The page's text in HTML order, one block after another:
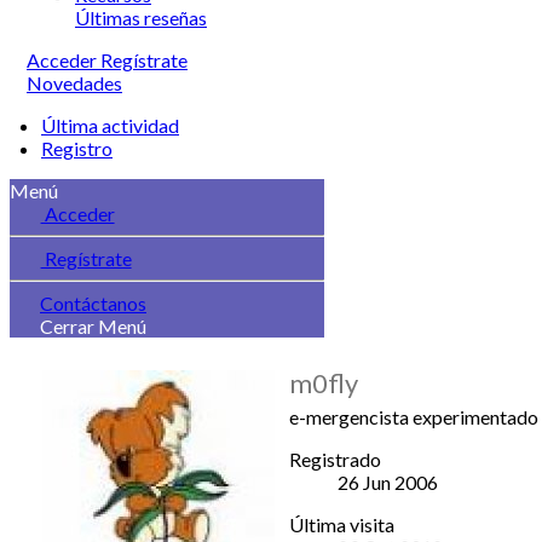
Últimas reseñas
Acceder Regístrate
Novedades
Última actividad
Registro
Menú
Acceder
Regístrate
Contáctanos
Cerrar Menú
m0fly
e-mergencista experimentado
Registrado
26 Jun 2006
Última visita